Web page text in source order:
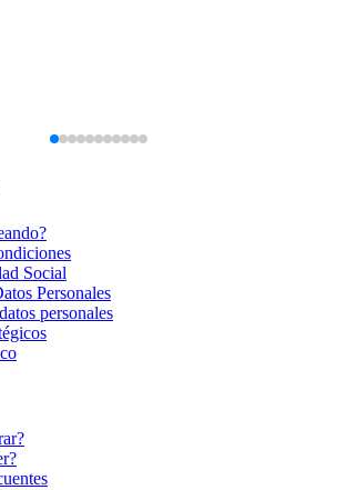
Social
Personales
personales